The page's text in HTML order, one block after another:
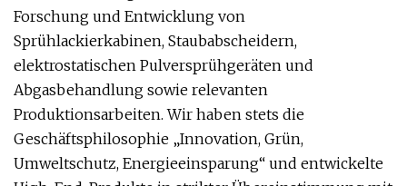
Forschung und Entwicklung von
Sprühlackierkabinen, Staubabscheidern,
elektrostatischen Pulversprühgeräten und
Abgasbehandlung sowie relevanten
Produktionsarbeiten. Wir haben stets die
Geschäftsphilosophie „Innovation, Grün,
Umweltschutz, Energieeinsparung“ und entwickelte